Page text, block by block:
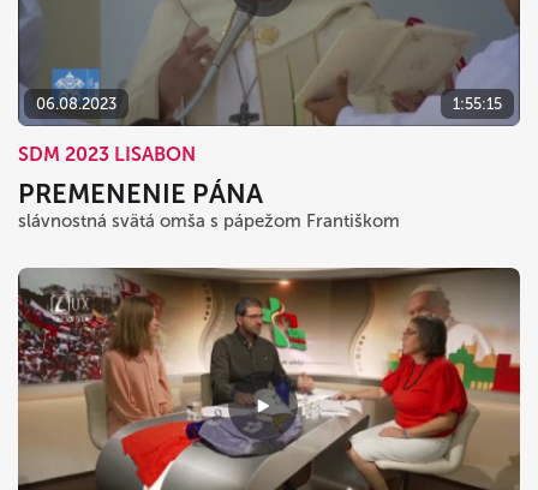
06.08.2023 1:55:15
SDM 2023 LISABON
PREMENENIE PÁNA
slávnostná svätá omša s pápežom Františkom